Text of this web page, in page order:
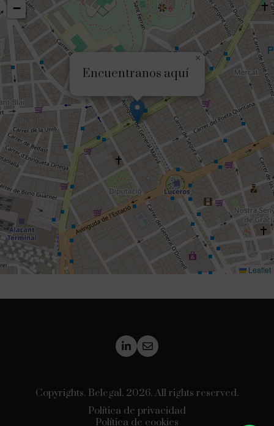
Encuentranos aquí
×
−
Leaflet
Copyrights. Belegal, 2026. All rights reserved.
Política de privacidad
Política de cookies